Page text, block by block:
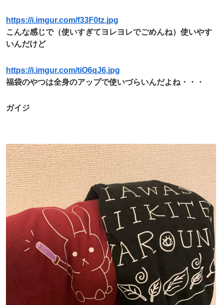
https://i.imgur.com/f33F0tz.jpg
こんな感じで（使いすぎてヨレヨレでごめんね）使いやす
いんだけど
https://i.imgur.com/tiO6qJ6.jpg
福袋のやつは全身のアップで使いづらいんだよね・・・
ガイジ